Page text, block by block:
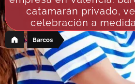
Blog
catamarán privado,
celebración a
› Barcos